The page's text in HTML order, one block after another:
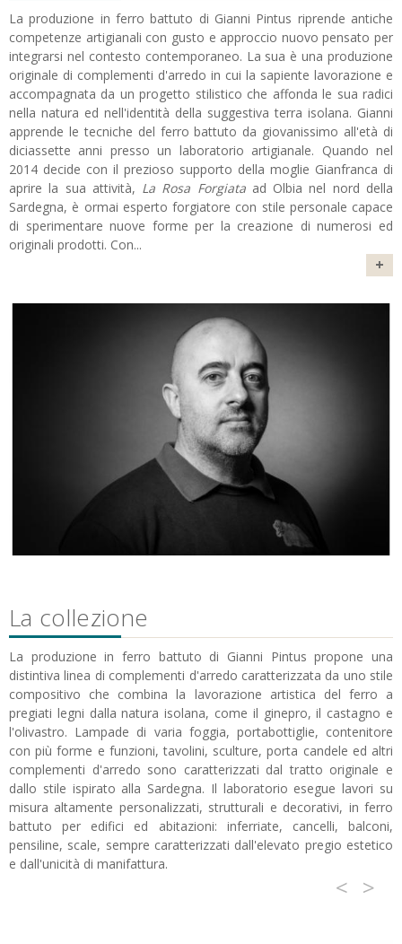
La produzione in ferro battuto di Gianni Pintus riprende antiche
competenze artigianali con gusto e approccio nuovo pensato per
integrarsi nel contesto contemporaneo. La sua è una produzione
originale di complementi d'arredo in cui la sapiente lavorazione e
accompagnata da un progetto stilistico che affonda le sua radici
nella natura ed nell'identità della suggestiva terra isolana. Gianni
apprende le tecniche del ferro battuto da giovanissimo all'età di
diciassette anni presso un laboratorio artigianale. Quando nel
2014 decide con il prezioso supporto della moglie Gianfranca di
aprire la sua attività, La Rosa Forgiataad Olbia nel nord della
Sardegna, è ormai esperto forgiatore con stile personale capace
di sperimentare nuove forme per la creazione di numerosi ed
originali prodotti. Con...
+
La collezione
La produzione in ferro battuto di Gianni Pintus propone una
distintiva linea di complementi d'arredo caratterizzata da uno stile
compositivo che combina la lavorazione artistica del ferro a
pregiati legni dalla natura isolana, come il ginepro, il castagno e
l'olivastro. Lampade di varia foggia, portabottiglie, contenitore
con più forme e funzioni, tavolini, sculture, porta candele ed altri
complementi d'arredo sono caratterizzati dal tratto originale e
dallo stile ispirato alla Sardegna. Il laboratorio esegue lavori su
misura altamente personalizzati, strutturali e decorativi, in ferro
battuto per edifici ed abitazioni: inferriate, cancelli, balconi,
pensiline, scale, sempre caratterizzati dall'elevato pregio estetico
e dall'unicità di manifattura.
< >